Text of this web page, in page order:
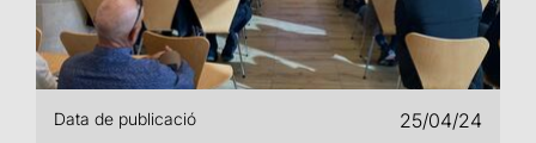
Data de publicació
25/04/24